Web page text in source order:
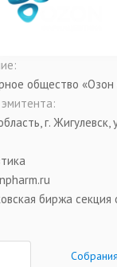
общество
г. Жигулевск,
биржа секция